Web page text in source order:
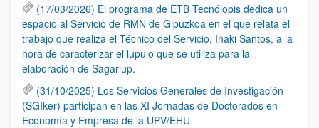
(17/03/2026) El programa de ETB Tecnólopis dedica un
espacio al Servicio de RMN de Gipuzkoa en el que relata el
trabajo que realiza el Técnico del Servicio, Iñaki Santos, a la
hora de caracterizar el lúpulo que se utiliza para la
elaboración de Sagarlup.
(31/10/2025) Los Servicios Generales de Investigación
(SGIker) participan en las XI Jornadas de Doctorados en
Economía y Empresa de la UPV/EHU